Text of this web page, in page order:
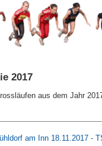
2017
aus dem Jahr
am Inn 18.11.2017 -